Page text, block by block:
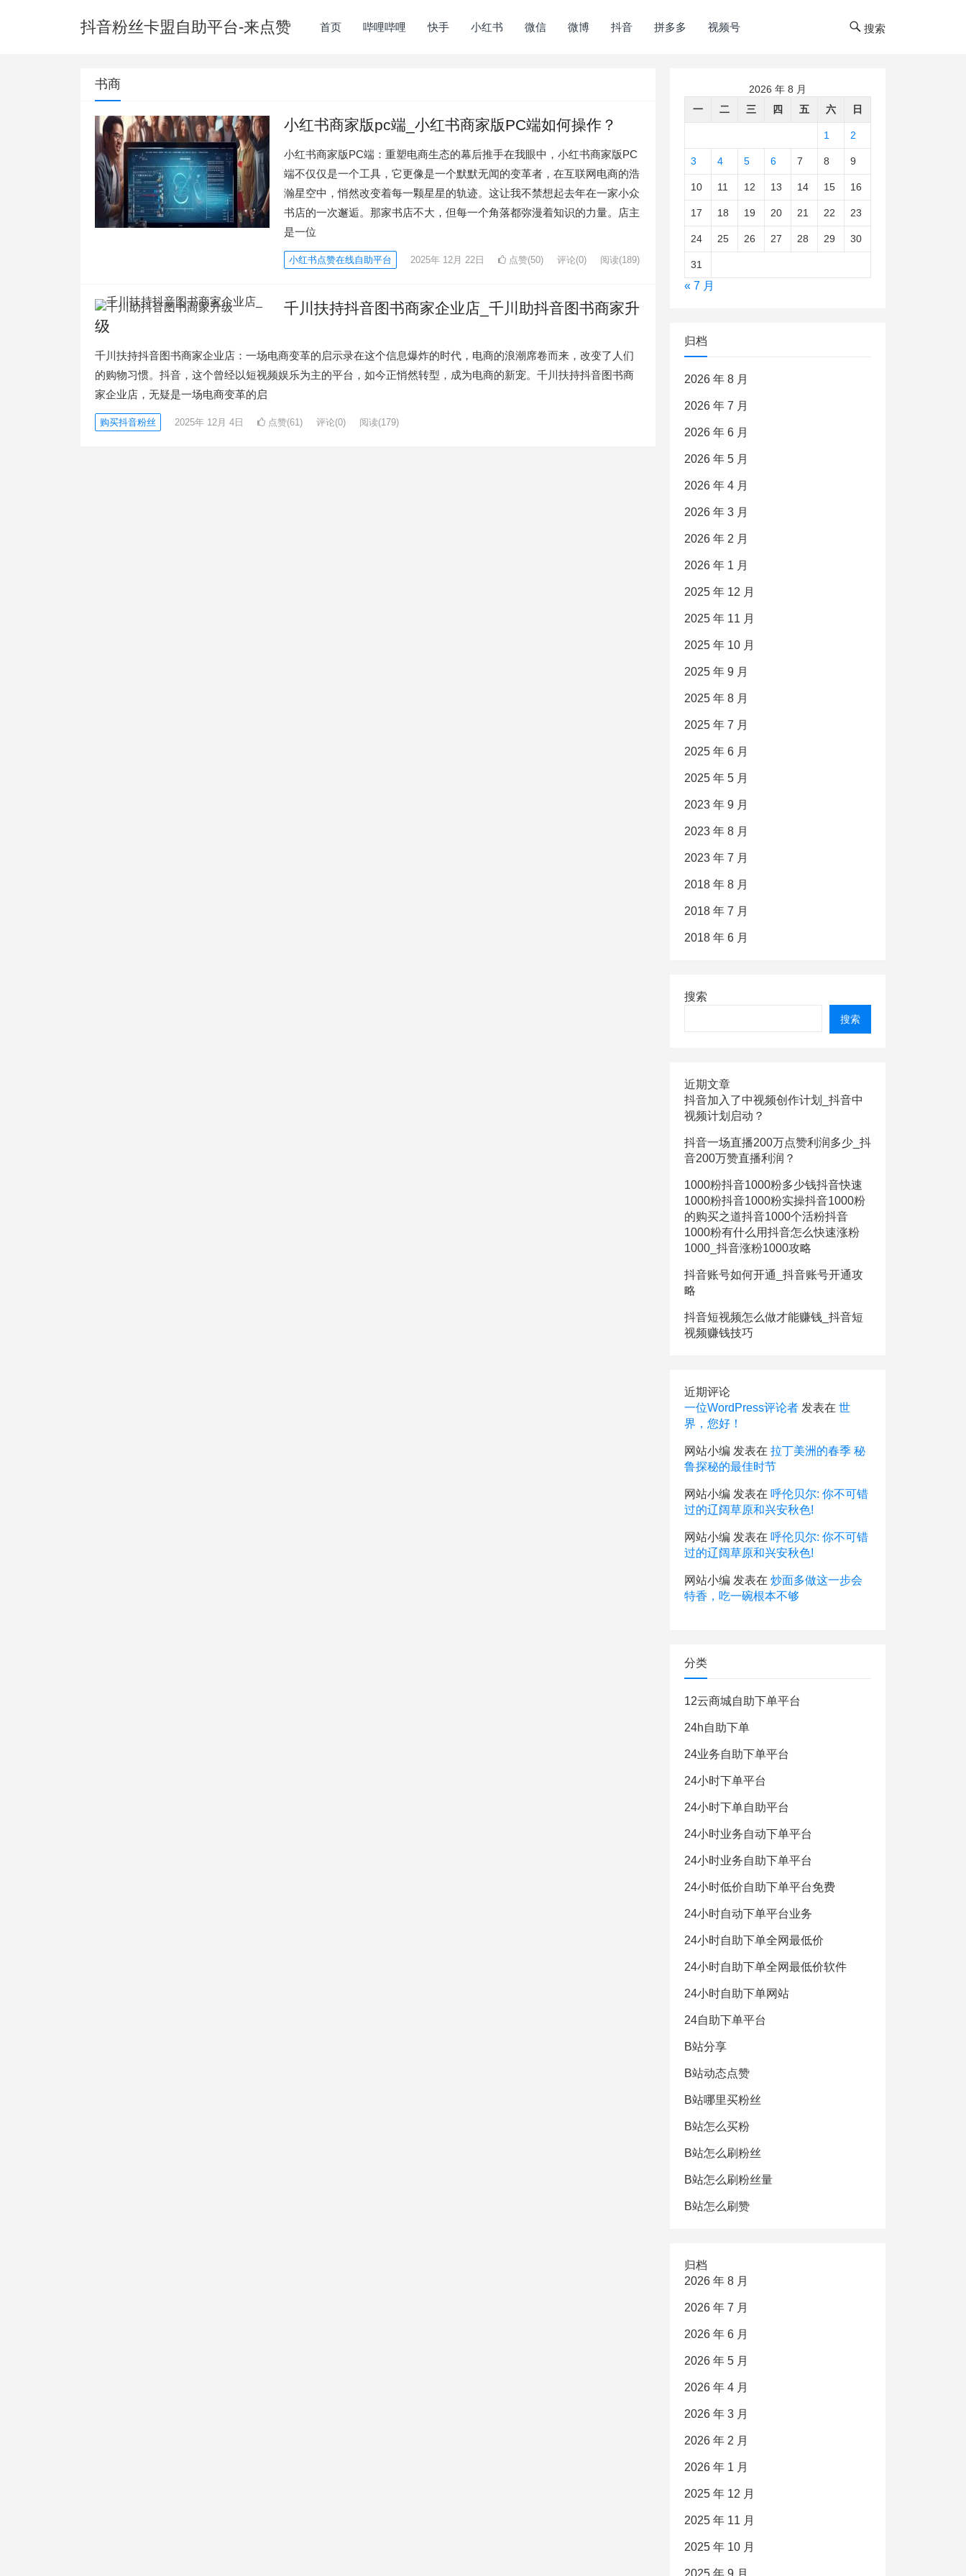
抖音粉丝卡盟自助平台-来点赞 首页 哔哩哔哩 快手 小红书 微信 微博 抖音 拼多多 视频号 搜索
书商
小红书商家版pc端_小红书商家版PC端如何操作？
小红书商家版PC端：重塑电商生态的幕后推手在我眼中，小红书商家版PC
端不仅仅是一个工具，它更像是一个默默无闻的变革者，在互联网电商的浩
瀚星空中，悄然改变着每一颗星星的轨迹。这让我不禁想起去年在一家小众
书店的一次邂逅。那家书店不大，但每一个角落都弥漫着知识的力量。店主
是一位
小红书点赞在线自助平台 2025年 12月 22日 点赞(50) 评论(0) 阅读(189)
千川扶持抖音图书商家企业店_千川助抖音图书商家升
级
千川扶持抖音图书商家企业店：一场电商变革的启示录在这个信息爆炸的时代，电商的浪潮席卷而来，改变了人们
的购物习惯。抖音，这个曾经以短视频娱乐为主的平台，如今正悄然转型，成为电商的新宠。千川扶持抖音图书商
家企业店，无疑是一场电商变革的启
购买抖音粉丝 2025年 12月 4日 点赞(61) 评论(0) 阅读(179)
2026 年 8 月
一
二 三 四 五 六 日
1 2
3 4 5 6 7 8 9
10 11 12 13 14 15 16
17 18 19 20 21 22 23
24 25 26 27 28 29 30
31
« 7 月
归档
2026 年 8 月
2026 年 7 月
2026 年 6 月
2026 年 5 月
2026 年 4 月
2026 年 3 月
2026 年 2 月
2026 年 1 月
2025 年 12 月
2025 年 11 月
2025 年 10 月
2025 年 9 月
2025 年 8 月
2025 年 7 月
2025 年 6 月
2025 年 5 月
2023 年 9 月
2023 年 8 月
2023 年 7 月
2018 年 8 月
2018 年 7 月
2018 年 6 月
搜索
搜索
近期文章
抖音加入了中视频创作计划_抖音中
视频计划启动？
抖音一场直播200万点赞利润多少_抖
音200万赞直播利润？
1000粉抖音1000粉多少钱抖音快速
1000粉抖音1000粉实操抖音1000粉
的购买之道抖音1000个活粉抖音
1000粉有什么用抖音怎么快速涨粉
1000_抖音涨粉1000攻略
抖音账号如何开通_抖音账号开通攻
略
抖音短视频怎么做才能赚钱_抖音短
视频赚钱技巧
近期评论
一位WordPress评论者 发表在 世
界，您好！
网站小编 发表在 拉丁美洲的春季 秘
鲁探秘的最佳时节
网站小编 发表在 呼伦贝尔: 你不可错
过的辽阔草原和兴安秋色!
网站小编 发表在 呼伦贝尔: 你不可错
过的辽阔草原和兴安秋色!
网站小编 发表在 炒面多做这一步会
特香，吃一碗根本不够
分类
12云商城自助下单平台
24h自助下单
24业务自助下单平台
24小时下单平台
24小时下单自助平台
24小时业务自动下单平台
24小时业务自助下单平台
24小时低价自助下单平台免费
24小时自动下单平台业务
24小时自助下单全网最低价
24小时自助下单全网最低价软件
24小时自助下单网站
24自助下单平台
B站分享
B站动态点赞
B站哪里买粉丝
B站怎么买粉
B站怎么刷粉丝
B站怎么刷粉丝量
B站怎么刷赞
归档
2026 年 8 月
2026 年 7 月
2026 年 6 月
2026 年 5 月
2026 年 4 月
2026 年 3 月
2026 年 2 月
2026 年 1 月
2025 年 12 月
2025 年 11 月
2025 年 10 月
2025 年 9 月